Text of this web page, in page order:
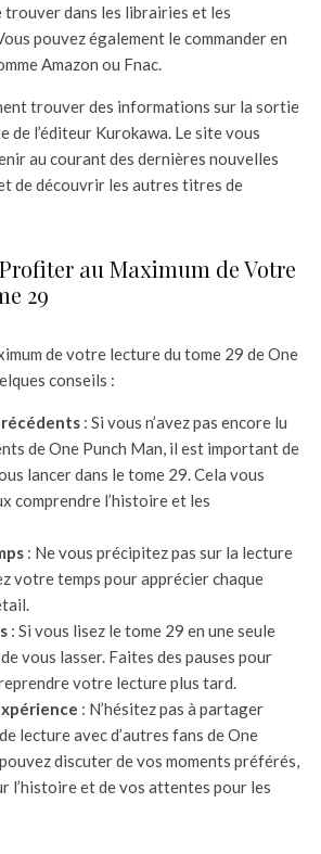
trouver dans les librairies et les
pouvez également le commander en
Amazon ou Fnac.
trouver des informations sur la sortie
de l’éditeur Kurokawa. Le site vous
au courant des dernières nouvelles
de découvrir les autres titres de
au Maximum de Votre
29
de votre lecture du tome 29 de One
conseils :
: Si vous n’avez pas encore lu
de One Punch Man, il est important de
lancer dans le tome 29. Cela vous
comprendre l’histoire et les
: Ne vous précipitez pas sur la lecture
votre temps pour apprécier chaque
: Si vous lisez le tome 29 en une seule
vous lasser. Faites des pauses pour
votre lecture plus tard.
: N’hésitez pas à partager
lecture avec d’autres fans de One
discuter de vos moments préférés,
l’histoire et de vos attentes pour les